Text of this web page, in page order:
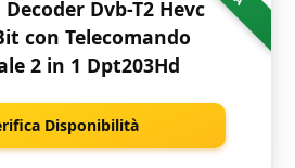
Dvb-T2 Hevc
con Telecomando
2 in 1 Dpt203Hd
Disponibilità